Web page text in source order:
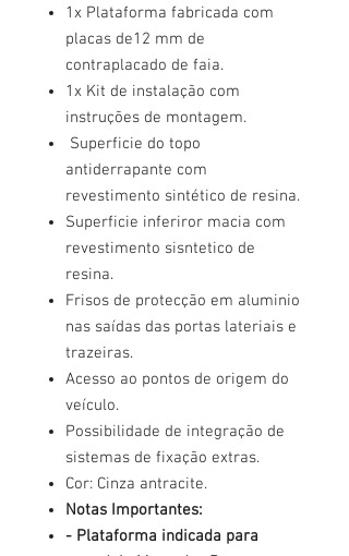
1x Plataforma fabricada com
placas de12 mm de
contraplacado de faia.
1x Kit de instalação com
instruções de montagem.
Superficie do topo
antiderrapante com
revestimento sintético de resina.
Superficie inferiror macia com
revestimento sisntetico de
resina.
Frisos de protecção em aluminio
nas saídas das portas lateriais e
trazeiras.
Acesso ao pontos de origem do
veículo.
Possibilidade de integração de
sistemas de fixação extras.
Cor: Cinza antracite.
Notas Importantes:
- Plataforma indicada para